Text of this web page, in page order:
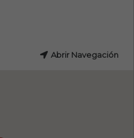
Abrir Navegación